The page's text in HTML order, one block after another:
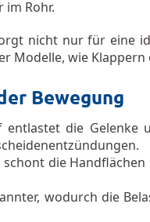
im Rohr.
nicht nur für eine
Modelle, wie
Bewegung
die Gelenke
die
wodurch die